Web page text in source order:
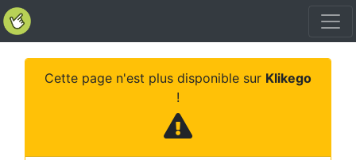
Cette page n'est plus disponible sur Klikego
!